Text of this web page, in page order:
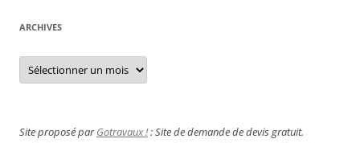
ARCHIVES
Archives
Site proposé parGotravaux !: Site de demande de devis gratuit.